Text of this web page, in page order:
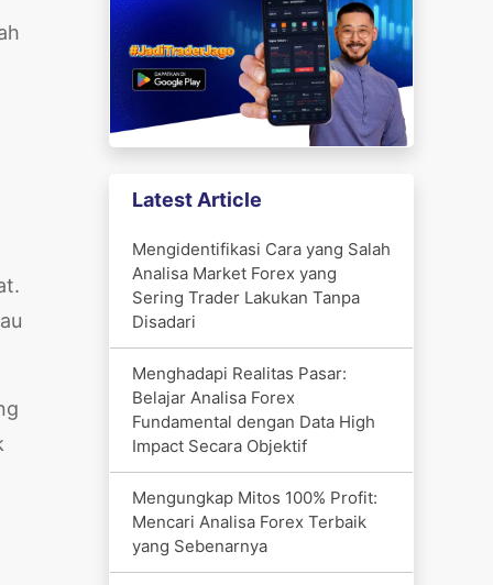
Latest Article
Mengidentifikasi Cara yang Salah
Analisa Market Forex yang
Sering Trader Lakukan Tanpa
Disadari
Menghadapi Realitas Pasar:
Belajar Analisa Forex
Fundamental dengan Data High
Impact Secara Objektif
Mengungkap Mitos 100% Profit:
Mencari Analisa Forex Terbaik
yang Sebenarnya